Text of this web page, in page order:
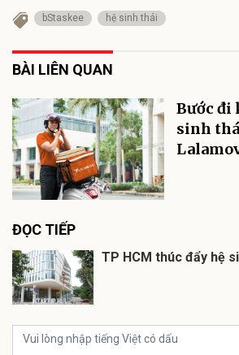
bStaskee hệ sinh thái
BÀI LIÊN QUAN
Bước đi
sinh
ĐỌC TIẾP
TP HCM thúc đẩy hệ